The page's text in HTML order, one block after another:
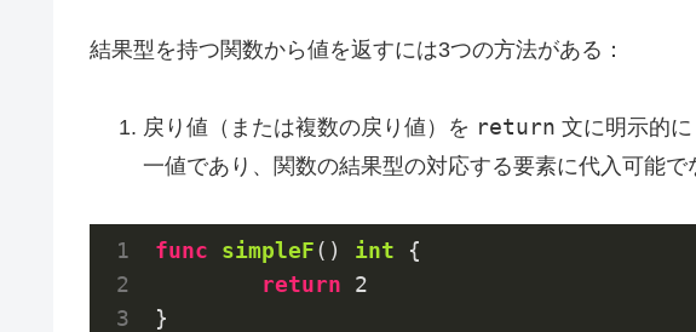
結果型を持つ関数から値を返すには3つの方法がある：
戻り値（または複数の戻り値）を return 文に明示的
一値であり、関数の結果型の対応する要素に代入可能で
func simpleF() int {
return
2
}